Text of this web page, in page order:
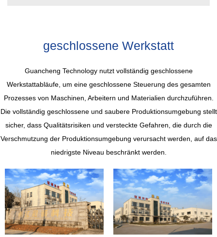
geschlossene Werkstatt
Guancheng Technology nutzt vollständig geschlossene
Werkstattabläufe, um eine geschlossene Steuerung des gesamten
Prozesses von Maschinen, Arbeitern und Materialien durchzuführen.
Die vollständig geschlossene und saubere Produktionsumgebung stellt
sicher, dass Qualitätsrisiken und versteckte Gefahren, die durch die
Verschmutzung der Produktionsumgebung verursacht werden, auf das
niedrigste Niveau beschränkt werden.